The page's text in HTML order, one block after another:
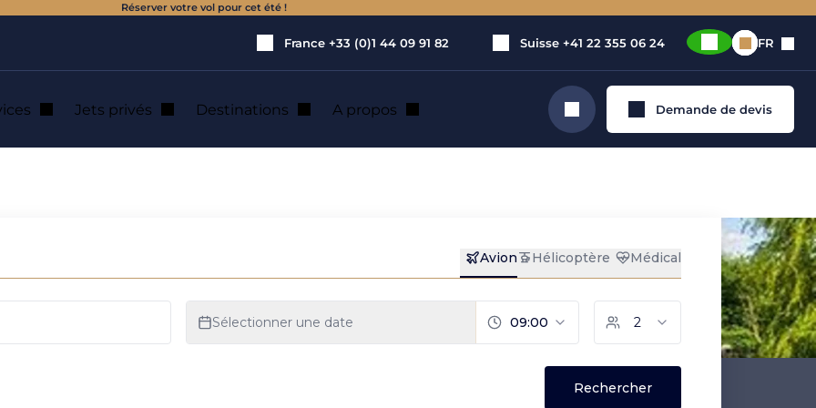
Réserver votre vol pour cet été !
France +33 (0)1 44 09 91 82 Suisse +41 22 355 06 24 FR
Jets privés Destinations A propos Rechercher Demande de devis